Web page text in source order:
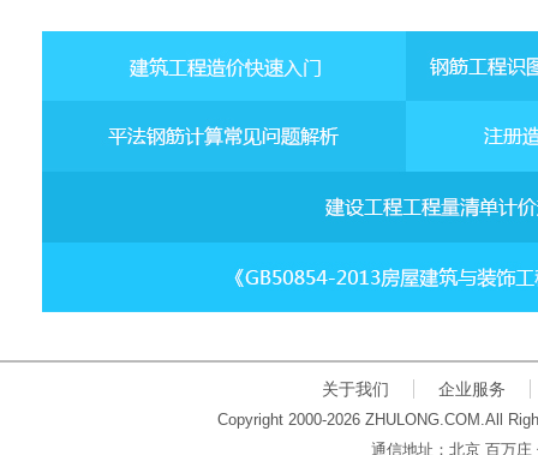
关于我们 企业服务
Copyright 2000-2026 ZHULONG.COM.All
通信地址：北京 百万